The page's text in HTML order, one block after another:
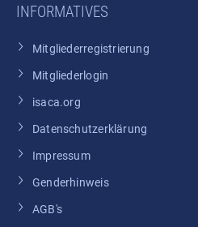
INFORMATIVES
Mitgliederregistrierung
Mitgliederlogin
isaca.org
Datenschutzerklärung
Impressum
Genderhinweis
AGB's